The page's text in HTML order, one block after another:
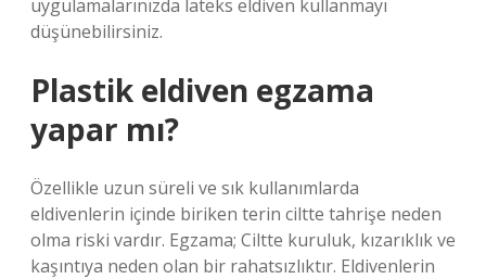
uygulamalarınızda lateks eldiven kullanmayı
düşünebilirsiniz.
Plastik eldiven egzama
yapar mı?
Özellikle uzun süreli ve sık kullanımlarda
eldivenlerin içinde biriken terin ciltte tahrişe neden
olma riski vardır. Egzama; Ciltte kuruluk, kızarıklık ve
kaşıntıya neden olan bir rahatsızlıktır. Eldivenlerin